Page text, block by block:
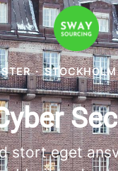
· STOCKHOLM
eget